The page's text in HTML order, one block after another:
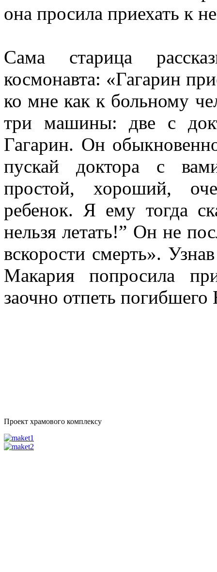
она просила приехать к
Сама старица
космонавта: «Гагарин
ко мне как к больному
три машины: две с
Гагарин. Он
пускай доктора с
простой, хороший,
ребенок. Я ему тогда
нельзя летать!” Он не
вскорости смерть».
Макария попросила
заочно отпеть
Проект храмового комплексу